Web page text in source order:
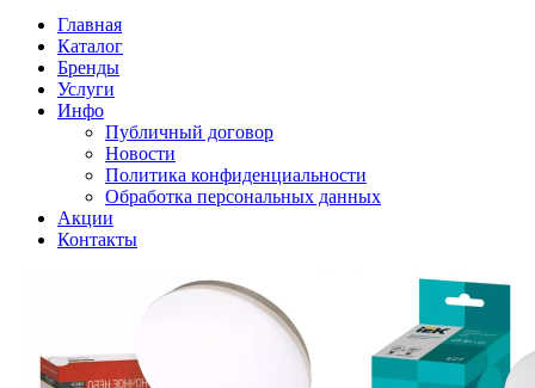
Главная
Каталог
Бренды
Услуги
Инфо
Публичный договор
Новости
Политика конфиденциальности
Обработка персональных данных
Акции
Контакты